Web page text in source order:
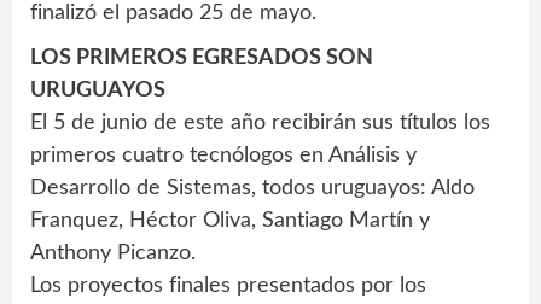
finalizó el pasado 25 de mayo.
LOS PRIMEROS EGRESADOS SON
URUGUAYOS
El 5 de junio de este año recibirán sus títulos los
primeros cuatro tecnólogos en Análisis y
Desarrollo de Sistemas, todos uruguayos: Aldo
Franquez, Héctor Oliva, Santiago Martín y
Anthony Picanzo.
Los proyectos finales presentados por los